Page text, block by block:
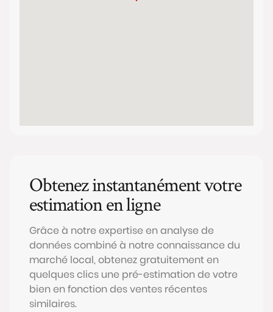
Obtenez instantanément votre
estimation en ligne
Grâce à notre expertise en analyse de
données combiné à notre connaissance du
marché local, obtenez gratuitement en
quelques clics une pré-estimation de votre
bien en fonction des ventes récentes
similaires.